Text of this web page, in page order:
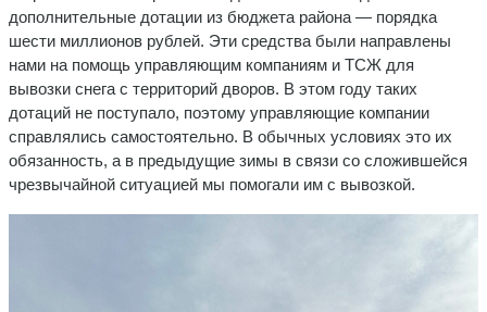
дополнительные дотации из бюджета района — порядка
шести миллионов рублей. Эти средства были направлены
нами на помощь управляющим компаниям и ТСЖ для
вывозки снега с территорий дворов. В этом году таких
дотаций не поступало, поэтому управляющие компании
справлялись самостоятельно. В обычных условиях это их
обязанность, а в предыдущие зимы в связи со сложившейся
чрезвычайной ситуацией мы помогали им с вывозкой.